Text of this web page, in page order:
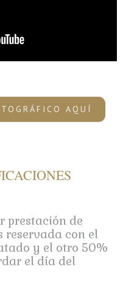
AQUÍ
prestación de
reservada con el
y el otro 50%
el día del